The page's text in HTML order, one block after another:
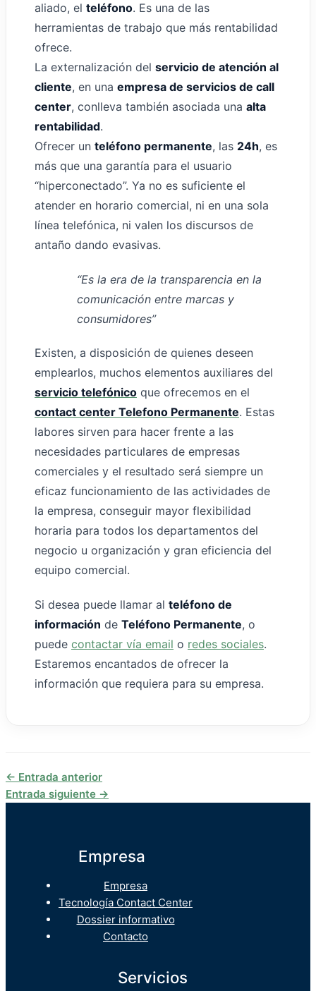
aliado, el teléfono. Es una de las
herramientas de trabajo que más rentabilidad
ofrece.
La externalización del servicio de atención al
cliente, en una empresa de servicios de call
center, conlleva también asociada una alta
rentabilidad.
Ofrecer un teléfono permanente, las 24h, es
más que una garantía para el usuario
“hiperconectado”. Ya no es suficiente el
atender en horario comercial, ni en una sola
línea telefónica, ni valen los discursos de
antaño dando evasivas.
“Es la era de la transparencia en la
comunicación entre marcas y
consumidores”
Existen, a disposición de quienes deseen
emplearlos, muchos elementos auxiliares del
servicio telefónico que ofrecemos en el
contact center Telefono Permanente. Estas
labores sirven para hacer frente a las
necesidades particulares de empresas
comerciales y el resultado será siempre un
eficaz funcionamiento de las actividades de
la empresa, conseguir mayor flexibilidad
horaria para todos los departamentos del
negocio u organización y gran eficiencia del
equipo comercial.
Si desea puede llamar al teléfono de
información de Teléfono Permanente, o
puede contactar vía email o redes sociales.
Estaremos encantados de ofrecer la
información que requiera para su empresa.
← Entrada anterior
Entrada siguiente →
Empresa
Empresa
Tecnología Contact Center
Dossier informativo
Contacto
Servicios